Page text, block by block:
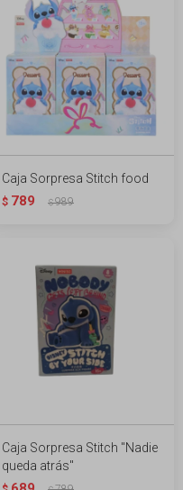
Caja Sorpresa Stitch food
$ 789 $989
Caja Sorpresa Stitch "Nadie
queda atrás"